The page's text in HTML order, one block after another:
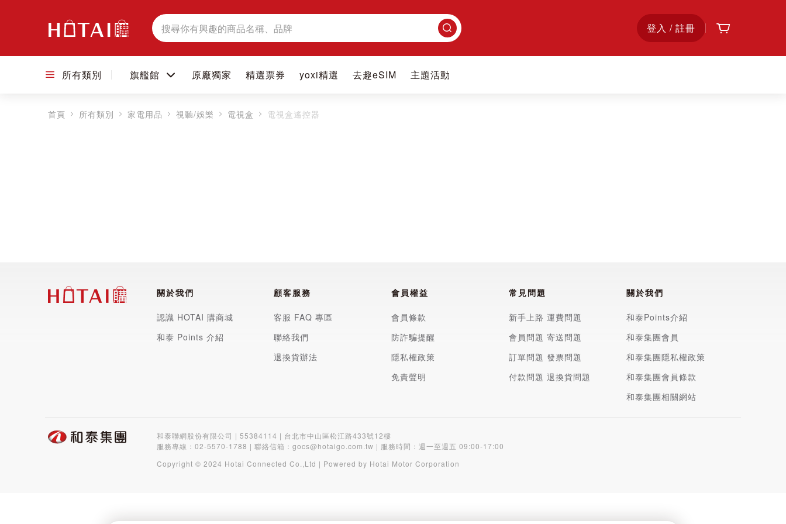
登入 / 註冊
搜
尋
搜
尋
所有類別 旗艦館 原廠獨家 精選票券 yoxi精選 去趣eSIM 主題活動
首頁 所有類別 家電用品 視聽/娛樂 電視盒 電視盒遙控器
關於我們
認識 HOTAI 購商城
和泰 Points 介紹
顧客服務
客服 FAQ 專區
聯絡我們
退換貨辦法
會員權益
會員條款
防詐騙提醒
隱私權政策
免責聲明
常見問題
新手上路
會員問題
訂單問題
付款問題
運費問題
寄送問題
發票問題
退換貨問題
關於我們
和泰Points介紹
和泰集團會員
和泰集團隱私權政策
和泰集團會員條款
和泰集團相關網站
和泰聯網股份有限公司 | 55384114 | 台北市中山區松江路433號12樓
服務專線： 02-5570-1788 | 聯絡信箱： gocs@hotaigo.com.tw | 服務時間：週一至週五 09:00-17:00
Copyright © 2024 Hotai Connected Co.,Ltd | Powered by Hotai Motor Corporation